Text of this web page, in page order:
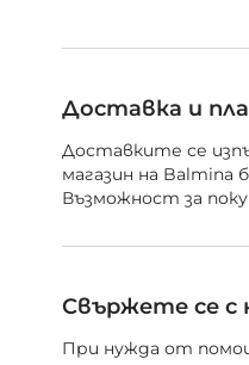
Доставка и
Доставките се
магазин на Balmina
Възможност за
Свържете се с
При нужда от